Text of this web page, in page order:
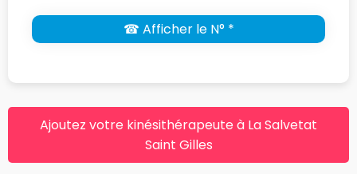
☎ Afficher le N° *
Ajoutez votre kinésithérapeute à La Salvetat
Saint Gilles